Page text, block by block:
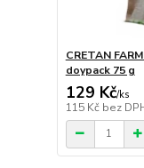
CRETAN
doypack 75 g
129 Kč/ks
115 Kč bez